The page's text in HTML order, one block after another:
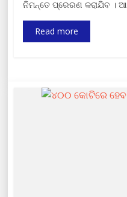
ନିମନ୍ତେ ପ୍ରେରଣ କରାଯିବ ।
Read more